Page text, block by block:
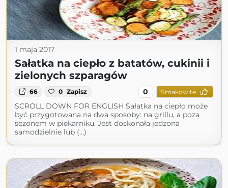
1 maja 2017
Sałatka na ciepło z batatów, cukinii i
zielonych szparagów
66 0 Zapisz 0 Smakowite
SCROLL DOWN FOR ENGLISH Sałatka na ciepło może
być przygotowana na dwa sposoby: na grillu, a poza
sezonem w piekarniku. Jest doskonała jedzona
samodzielnie lub (...)